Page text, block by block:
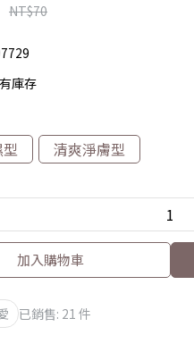
NT$70
庫存
清爽淨膚型
加入購物車
已銷售: 21 件